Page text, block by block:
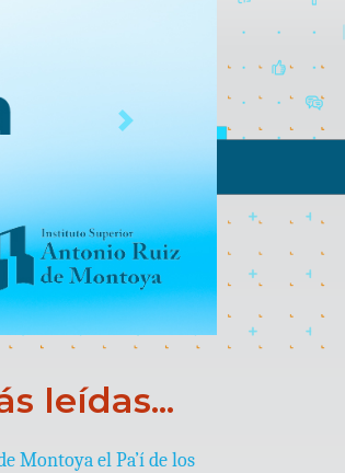
Next
leídas...
Montoya el Pa’í de los